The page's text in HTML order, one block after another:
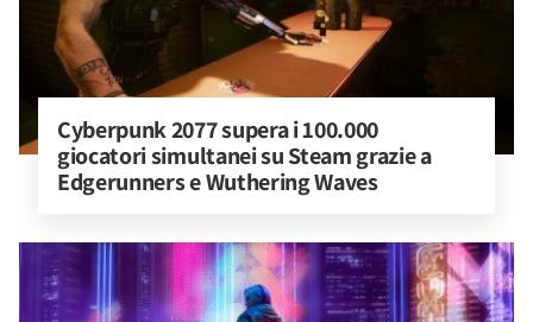
Cyberpunk 2077 supera i 100.000
giocatori simultanei su Steam grazie a
Edgerunners e Wuthering Waves